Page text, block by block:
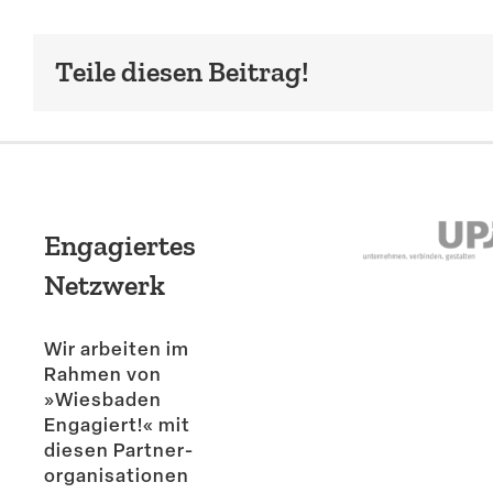
Teile diesen Beitrag!
Engagiertes
Netzwerk
Wir arbeiten im
Rahmen von
»Wiesbaden
Engagiert!« mit
diesen Partner­
or­ga­ni­sa­tionen